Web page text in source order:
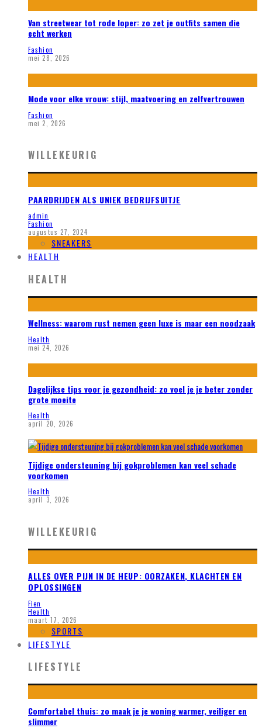
Van streetwear tot rode loper: zo zet je outfits samen die
echt werken
Fashion
mei 28, 2026
Mode voor elke vrouw: stijl, maatvoering en zelfvertrouwen
Fashion
mei 2, 2026
WILLEKEURIG
PAARDRIJDEN ALS UNIEK BEDRIJFSUITJE
admin
Fashion
augustus 27, 2024
SNEAKERS
HEALTH
HEALTH
Wellness: waarom rust nemen geen luxe is maar een noodzaak
Health
mei 24, 2026
Dagelijkse tips voor je gezondheid: zo voel je je beter zonder
grote moeite
Health
april 20, 2026
Tijdige ondersteuning bij gokproblemen kan veel schade
voorkomen
Health
april 3, 2026
WILLEKEURIG
ALLES OVER PIJN IN DE HEUP: OORZAKEN, KLACHTEN EN
OPLOSSINGEN
Fien
Health
maart 17, 2026
SPORTS
LIFESTYLE
LIFESTYLE
Comfortabel thuis: zo maak je je woning warmer, veiliger en
slimmer